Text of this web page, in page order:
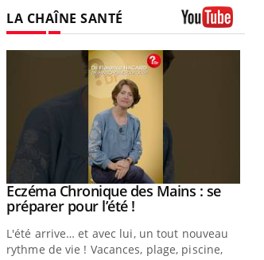
LA CHAÎNE SANTÉ
Youtube
Eczéma Chronique des Mains : se
préparer pour l’été !Youtube
L'été arrive… et avec lui, un tout nouveau
rythme de vie ! Vacances, plage, piscine,